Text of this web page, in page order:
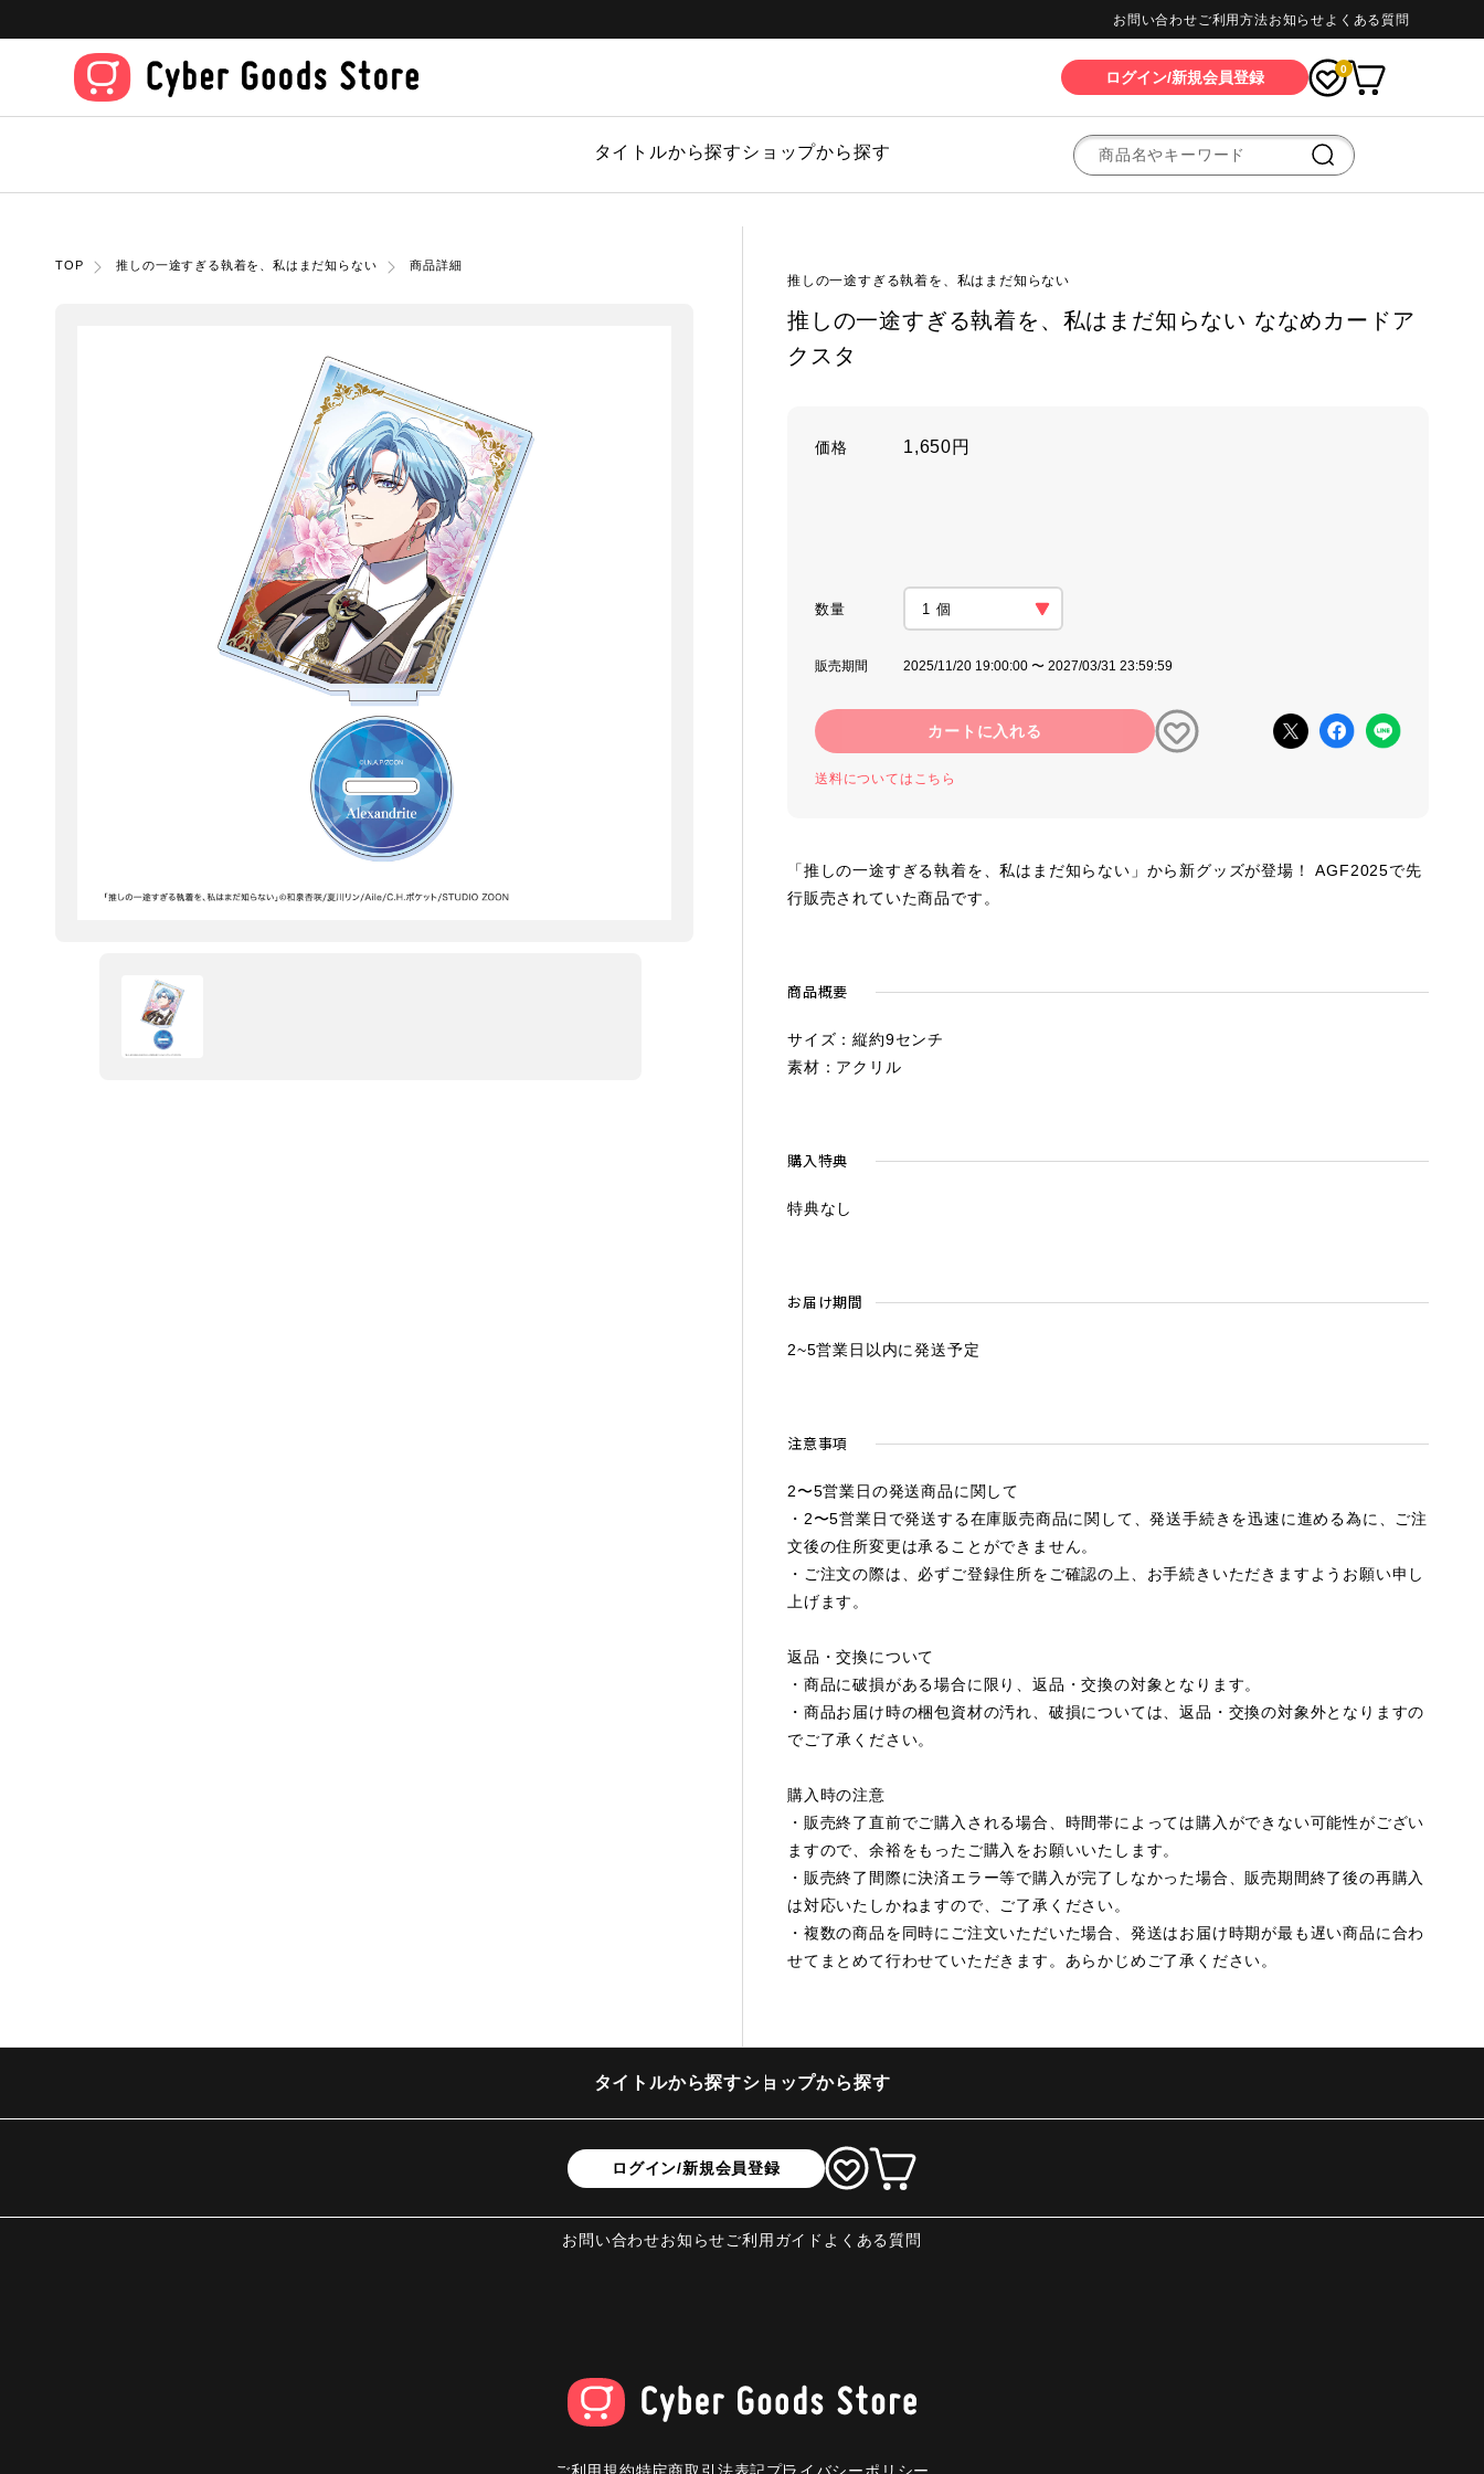
お問い合わせ ご利用方法お知らせ よくある質問
ログイン/新規会員登録 0
タイトルから探す ショップから探す
TOP 推しの一途すぎる執着を、私はまだ知らない 商品詳細
推しの一途すぎる執着を、私はまだ知らない
推しの一途すぎる執着を、私はまだ知らない ななめカードア
クスタ
価格 1,650円
数量
販売期間 2025/11/20 19:00:00 〜 2027/03/31 23:59:59
カートに入れる
送料についてはこちら
「推しの一途すぎる執着を、私はまだ知らない」から新グッズが登場！ AGF2025で先
行販売されていた商品です。
商品概要
サイズ：縦約9センチ
素材：アクリル
購入特典
特典なし
お届け期間
2~5営業日以内に発送予定
注意事項
2〜5営業日の発送商品に関して
・2〜5営業日で発送する在庫販売商品に関して、発送手続きを迅速に進める為に、ご注
文後の住所変更は承ることができません。
・ご注文の際は、必ずご登録住所をご確認の上、お手続きいただきますようお願い申し
上げます。
返品・交換について
・商品に破損がある場合に限り、返品・交換の対象となります。
・商品お届け時の梱包資材の汚れ、破損については、返品・交換の対象外となりますの
でご了承ください。
購入時の注意
・販売終了直前でご購入される場合、時間帯によっては購入ができない可能性がござい
ますので、余裕をもったご購入をお願いいたします。
・販売終了間際に決済エラー等で購入が完了しなかった場合、販売期間終了後の再購入
は対応いたしかねますので、ご了承ください。
・複数の商品を同時にご注文いただいた場合、発送はお届け時期が最も遅い商品に合わ
せてまとめて行わせていただきます。あらかじめご了承ください。
タイトルから探すショップから探す
ログイン/新規会員登録
お問い合わせお知らせご利用ガイド よくある質問